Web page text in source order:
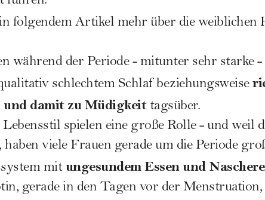
folgendem Artikel mehr über die weiblichen
während der Periode - mitunter sehr starke -
schlechtem Schlaf beziehungsweise
damit zu Müdigkeittagsüber.
spielen eine große Rolle - und weil
viele Frauen gerade um die Periode
mit ungesundem Essen und
gerade in den Tagen vor der Menstruation